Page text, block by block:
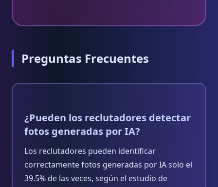
Preguntas Frecuentes
¿Pueden los reclutadores detectar
fotos generadas por IA?
Los reclutadores pueden identificar
correctamente fotos generadas por IA solo el
39.5% de las veces, según el estudio de